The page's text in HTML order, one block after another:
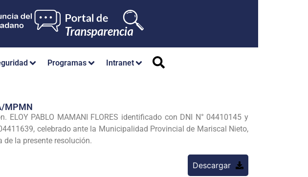
Programas Intranet
MPMN
PABLO MAMANI FLORES identificado con DNI N° 04410145 y
celebrado ante la Municipalidad Provincial de Mariscal Nieto,
la presente resolución.
Descargar